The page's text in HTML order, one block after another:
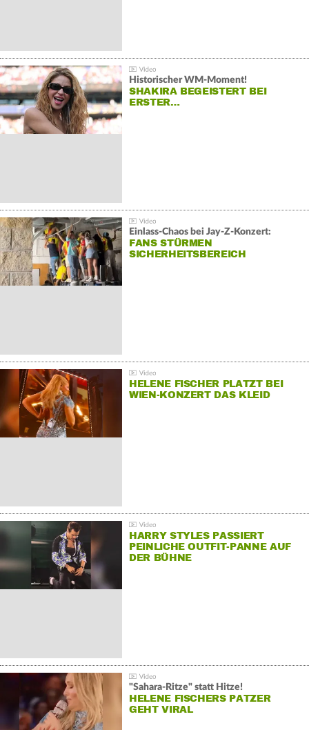
Historischer WM-Moment!
SHAKIRA BEGEISTERT BEI
ERSTER…
Einlass-Chaos bei Jay-Z-Konzert:
FANS STÜRMEN
SICHERHEITSBEREICH
HELENE FISCHER PLATZT BEI
WIEN-KONZERT DAS KLEID
HARRY STYLES PASSIERT
PEINLICHE OUTFIT-PANNE AUF
DER BÜHNE
"Sahara-Ritze" statt Hitze!
HELENE FISCHERS PATZER
GEHT VIRAL